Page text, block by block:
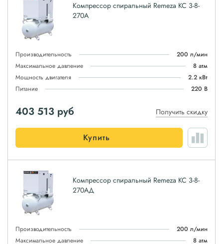
Компрессор спиральный Remeza КС 3-8-
270А
Производительность
200 л/мин
Максимальное давление
8 атм
Мощность двигателя
2.2 кВт
Питание
220 В
403 513 руб Получить скидку
Купить
Компрессор спиральный Remeza КС 3-8-
270АД
Производительность
200 л/мин
Максимальное давление
8 атм